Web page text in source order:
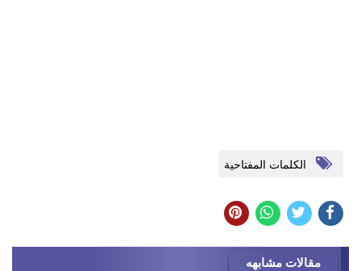
الكلمات المفتاحية
مقالات مشابهه